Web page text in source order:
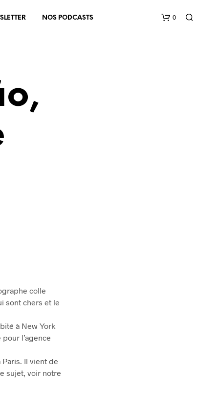
NOS PODCASTS 0
colle
sont chers et le
à New York
l’agence
Il vient de
sujet, voir notre